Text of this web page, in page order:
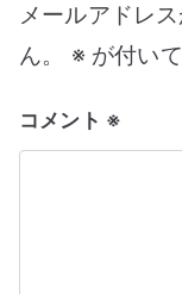
シ
ン
メールアドレ
ん。
※ が付い
コメント ※